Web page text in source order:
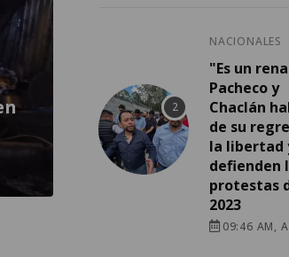
NACIONALES
"Es un
Pacheco y
Chaclán
de su
la libertad
defienden
protestas
2023
09:46 AM,